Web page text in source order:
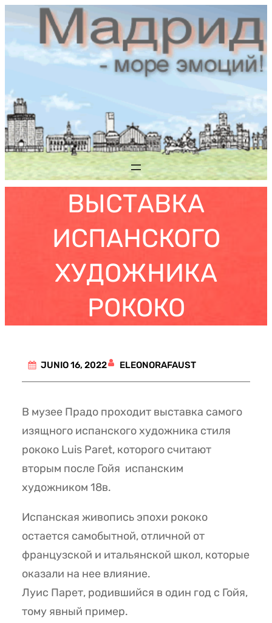
contenido
ВЫСТАВКА
ИСПАНСКОГО
ХУДОЖНИКА
РОКОКО
JUNIO 16, 2022 ELEONORAFAUST
В музее Прадо проходит выставка самого
изящного испанского художника стиля
рококо Luis Paret, которого считают
вторым после Гойя испанским
художником 18в.
Испанская живопись эпохи рококо
остается самобытной, отличной от
французской и итальянской школ, которые
оказали на нее влияние.
Луис Парет, родившийся в один год с Гойя,
тому явный пример.